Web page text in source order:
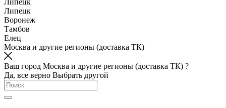
Липецк
Липецк
Воронеж
Тамбов
Елец
Москва и другие регионы (доставка ТК)
Ваш город Москва и другие регионы (доставка ТК) ?
Да, все верно Выбрать другой